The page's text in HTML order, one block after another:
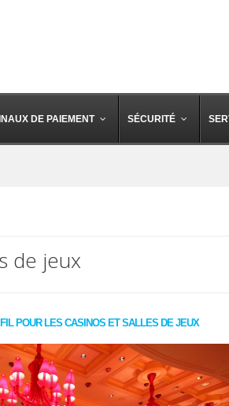
DE PAIEMENT SÉCURITÉ
de jeux
POUR LES CASINOS ET SALLES DE JEUX